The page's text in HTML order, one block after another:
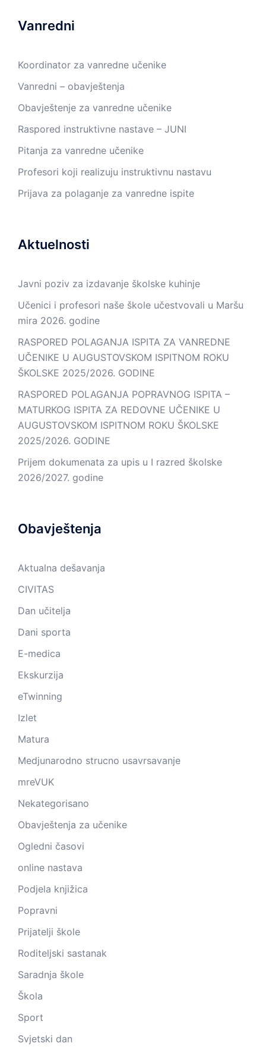
Vanredni
Koordinator za vanredne učenike
Vanredni – obavještenja
Obavještenje za vanredne učenike
Raspored instruktivne nastave – JUNI
Pitanja za vanredne učenike
Profesori koji realizuju instruktivnu nastavu
Prijava za polaganje za vanredne ispite
Aktuelnosti
Javni poziv za izdavanje školske kuhinje
Učenici i profesori naše škole učestvovali u Maršu
mira 2026. godine
RASPORED POLAGANJA ISPITA ZA VANREDNE
UČENIKE U AUGUSTOVSKOM ISPITNOM ROKU
ŠKOLSKE 2025/2026. GODINE
RASPORED POLAGANJA POPRAVNOG ISPITA –
MATURKOG ISPITA ZA REDOVNE UČENIKE U
AUGUSTOVSKOM ISPITNOM ROKU ŠKOLSKE
2025/2026. GODINE
Prijem dokumenata za upis u I razred školske
2026/2027. godine
Obavještenja
Aktualna dešavanja
CIVITAS
Dan učitelja
Dani sporta
E-medica
Ekskurzija
eTwinning
Izlet
Matura
Medjunarodno strucno usavrsavanje
mreVUK
Nekategorisano
Obavještenja za učenike
Ogledni časovi
online nastava
Podjela knjižica
Popravni
Prijatelji škole
Roditeljski sastanak
Saradnja škole
Škola
Sport
Svjetski dan